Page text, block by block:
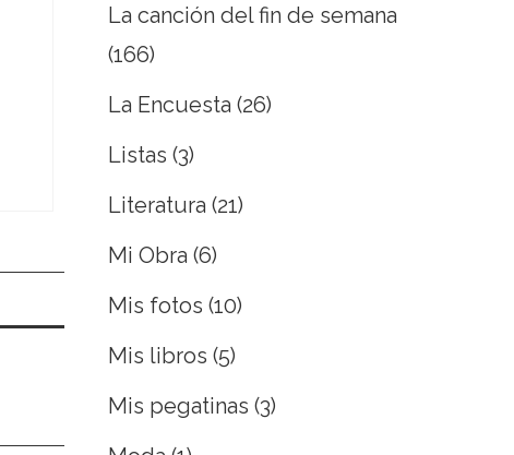
La canción del fin de semana
(166)
La Encuesta (26)
Listas (3)
Literatura (21)
Mi Obra (6)
Mis fotos (10)
Mis libros (5)
Mis pegatinas (3)